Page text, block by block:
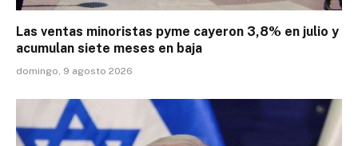
Las ventas minoristas pyme cayeron 3,8% en julio y
acumulan siete meses en baja
domingo, 9 agosto 2026